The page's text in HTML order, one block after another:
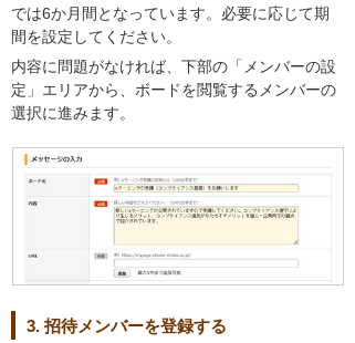
では6か月間となっています。必要に応じて期
間を設定してください。
内容に問題がなければ、下部の「メンバーの設
定」エリアから、ボードを閲覧するメンバーの
選択に進みます。
3. 招待メンバーを登録する